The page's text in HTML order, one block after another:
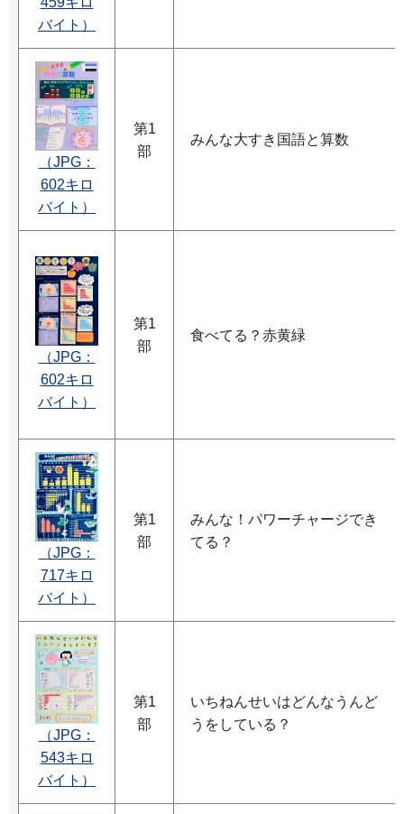
バイト）
（JPG：
602キロ
バイト）
第1
部
みんな大すき国語と算数
（JPG：
602キロ
バイト）
第1
部
食べてる？赤黄緑
（JPG：
717キロ
バイト）
第1
部
みんな！パワーチャージでき
てる？
（JPG：
543キロ
バイト）
第1
部
いちねんせいはどんなうんど
うをしている？